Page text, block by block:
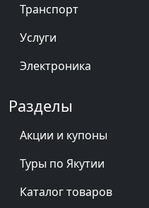
Транспорт
Услуги
Электроника
Разделы
Акции и купоны
Туры по Якутии
Каталог товаров